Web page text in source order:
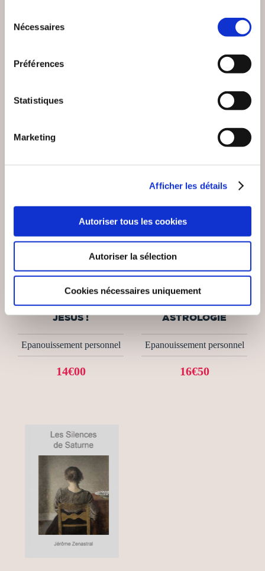
Nécessaires
Préférences
Statistiques
Marketing
Afficher les détails
Autoriser tous les cookies
Autoriser la sélection
Cookies nécessaires uniquement
Epanouissement personnel Epanouissement personnel
Lê Alexandre
MA JOIE EST EN
JÉSUS !
Epanouissement personnel
14€00
Jérôme Zenastral
NESSUS EN
ASTROLOGIE
Epanouissement personnel
16€50